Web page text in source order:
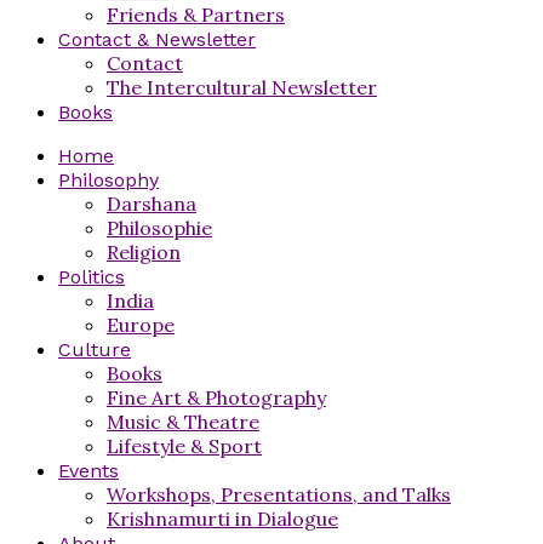
Friends & Partners
Contact & Newsletter
Contact
The Intercultural Newsletter
Books
Home
Philosophy
Darshana
Philosophie
Religion
Politics
India
Europe
Culture
Books
Fine Art & Photography
Music & Theatre
Lifestyle & Sport
Events
Workshops, Presentations, and Talks
Krishnamurti in Dialogue